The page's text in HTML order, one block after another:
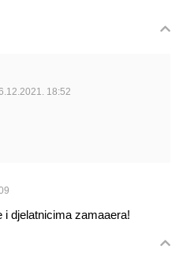
18:52
djelatnicima zamaaera!